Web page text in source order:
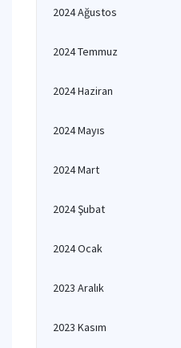
2024 Ağustos
2024 Temmuz
2024 Haziran
2024 Mayıs
2024 Mart
2024 Şubat
2024 Ocak
2023 Aralık
2023 Kasım